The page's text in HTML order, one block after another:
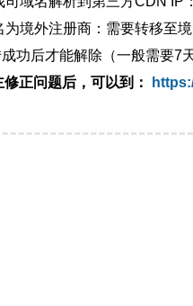
为境外注册商：需要转移至
功后才能解除（一般需要7天
修正问题后，可以到：